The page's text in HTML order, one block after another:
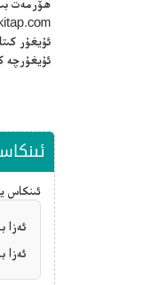
ئۇيغۇر
ئۇيغۇرچە
ئىنكاس
ئەزا
ئەزا